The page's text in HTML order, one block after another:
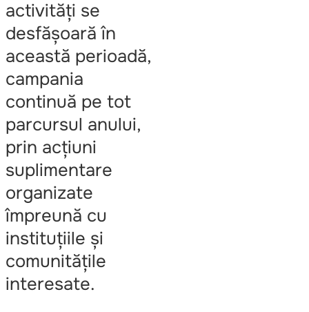
activități se
desfășoară în
această perioadă,
campania
continuă pe tot
parcursul anului,
prin acțiuni
suplimentare
organizate
împreună cu
instituțiile și
comunitățile
interesate.